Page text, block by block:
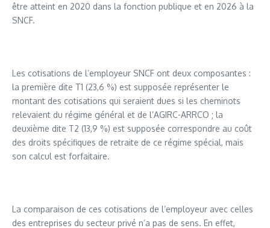
être atteint en 2020 dans la fonction publique et en 2026 à la
SNCF.
Les cotisations de l’employeur SNCF ont deux composantes :
la première dite T1 (23,6 %) est supposée représenter le
montant des cotisations qui seraient dues si les cheminots
relevaient du régime général et de l’AGIRC-ARRCO ; la
deuxième dite T2 (13,9 %) est supposée correspondre au coût
des droits spécifiques de retraite de ce régime spécial, mais
son calcul est forfaitaire.
La comparaison de ces cotisations de l’employeur avec celles
des entreprises du secteur privé n’a pas de sens. En effet,